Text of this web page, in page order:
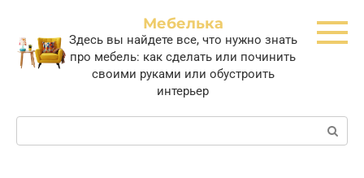
контенту
Мебелька
Здесь вы найдете все, что нужно знать
про мебель: как сделать или починить
своими руками или обустроить
интерьер
Поиск: